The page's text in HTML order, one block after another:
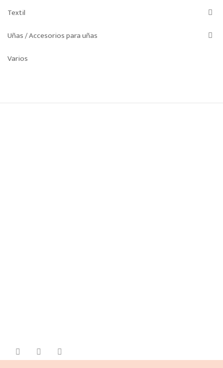
Textil
Uñas / Accesorios para uñas
Varios